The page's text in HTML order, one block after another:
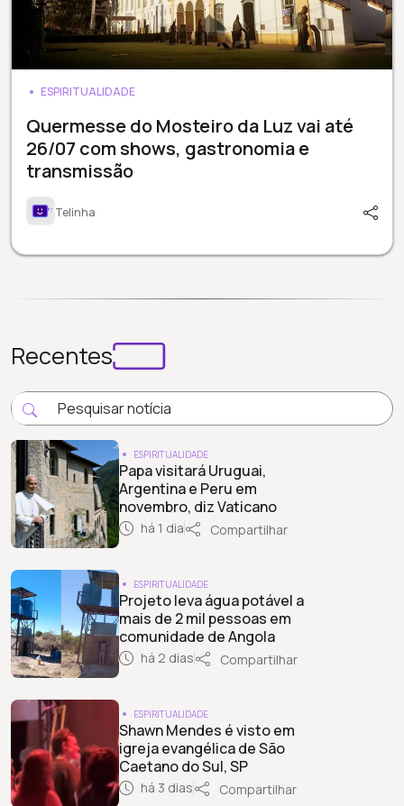
ESPIRITUALIDADE
Quermesse do Mosteiro da Luz vai até
26/07 com shows, gastronomia e
transmissão
Telinha
Recentes
ESPIRITUALIDADE
Papa visitará Uruguai,
Argentina e Peru em
novembro, diz Vaticano
há 1 dia Compartilhar
ESPIRITUALIDADE
Projeto leva água potável a
mais de 2 mil pessoas em
comunidade de Angola
há 2 dias Compartilhar
ESPIRITUALIDADE
Shawn Mendes é visto em
igreja evangélica de São
Caetano do Sul, SP
há 3 dias Compartilhar